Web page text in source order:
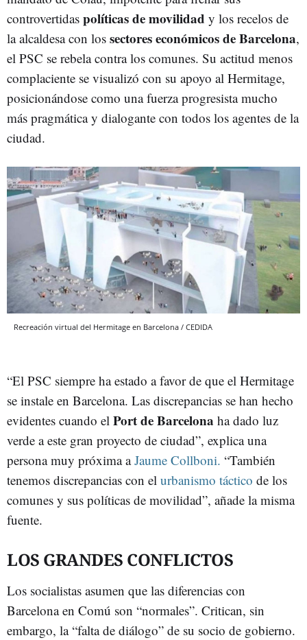
controvertidas políticas de movilidad y los recelos de
la alcaldesa con los sectores económicos de Barcelona,
el PSC se rebela contra los comunes. Su actitud menos
complaciente se visualizó con su apoyo al Hermitage,
posicionándose como una fuerza progresista mucho
más pragmática y dialogante con todos los agentes de la
ciudad.
Recreación virtual del Hermitage en Barcelona / CEDIDA
“El PSC siempre ha estado a favor de que el Hermitage
se instale en Barcelona. Las discrepancias se han hecho
evidentes cuando el Port de Barcelona ha dado luz
verde a este gran proyecto de ciudad”, explica una
persona muy próxima aJaume Collboni. “También
tenemos discrepancias con el urbanismo táctico de los
comunes y sus políticas de movilidad”, añade la misma
fuente.
LOS GRANDES CONFLICTOS
Los socialistas asumen que las diferencias con
Barcelona en Comú son “normales”. Critican, sin
embargo, la “falta de diálogo” de su socio de gobierno.